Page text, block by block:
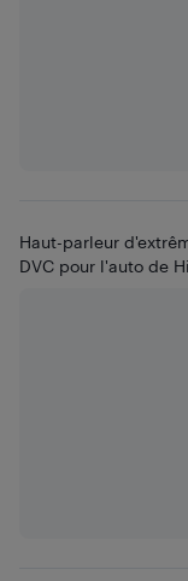
Haut-parleur
DVC pour l'auto de